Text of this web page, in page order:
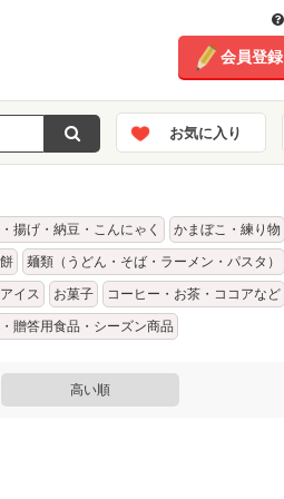
会員登録
お気に入り
揚げ・納豆・こんにゃく
かまぼこ・練り物
麺類（うどん・そば・ラーメン・パスタ）
イス お菓子 コーヒー・お茶・ココアなど
贈答用食品・シーズン商品
高い順